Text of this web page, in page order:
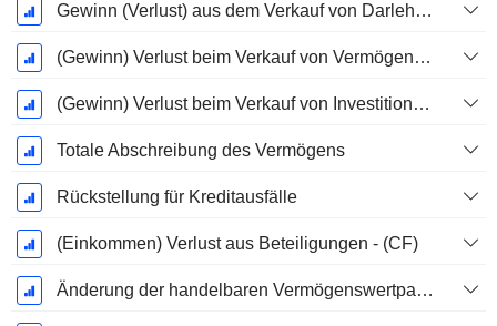
Gewinn (Verlust) aus dem Verkauf von Darlehen & Forderungen - (CF)
(Gewinn) Verlust beim Verkauf von Vermögenswerten - (CF)
(Gewinn) Verlust beim Verkauf von Investitionen - (CF)
Totale Abschreibung des Vermögens
Rückstellung für Kreditausfälle
(Einkommen) Verlust aus Beteiligungen - (CF)
Änderung der handelbaren Vermögenswertpapiere